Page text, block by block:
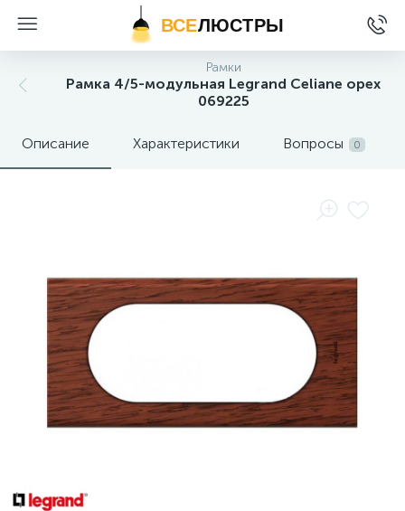
ВСЕЛЮСТРЫ
Рамки
Рамка 4/5-модульная Legrand Celiane орех
069225
Описание Характеристики Вопросы 0